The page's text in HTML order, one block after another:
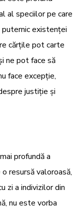
al speciilor pe care
existenței
cărțile pot carte
ne pot face să
face excepție,
justiție și
profundă a
resursă valoroasă,
zi a indivizilor din
nu este vorba